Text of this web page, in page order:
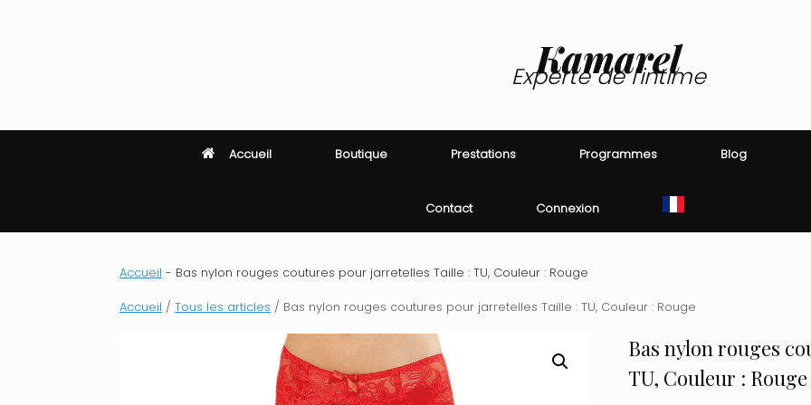
Kamarel
Experte de l'intime
Accueil Boutique Prestations Programmes Blog
Contact Connexion
Accueil - Bas nylon rouges coutures pour jarretelles Taille : TU, Couleur : Rouge
Accueil / Tous les articles / Bas nylon rouges coutures pour jarretelles Taille : TU, Couleur : Rouge
Bas nylon rouges
TU, Couleur : Rouge